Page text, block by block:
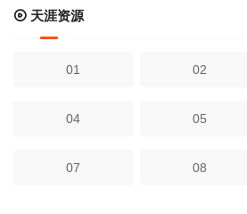
天涯资源
01 02
04 05
07 08